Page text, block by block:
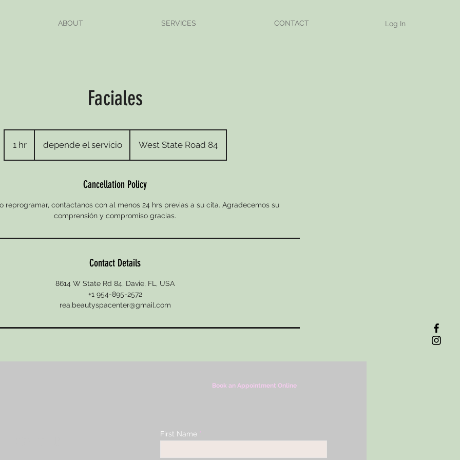
Log In
ABOUT SERVICES CONTACT
Faciales
1 hr1
h
servicio
depende el servicio West State Road 84
Cancellation Policy
reprogramar, contactanos con al menos 24 hrs previas a su cita. Agradecemos su
comprensión y compromiso gracias.
Contact Details
8614 W State Rd 84, Davie, FL, USA
+1 954-895-2572
rea.beautyspacenter@gmail.com
Book an Appointment Online
First Name